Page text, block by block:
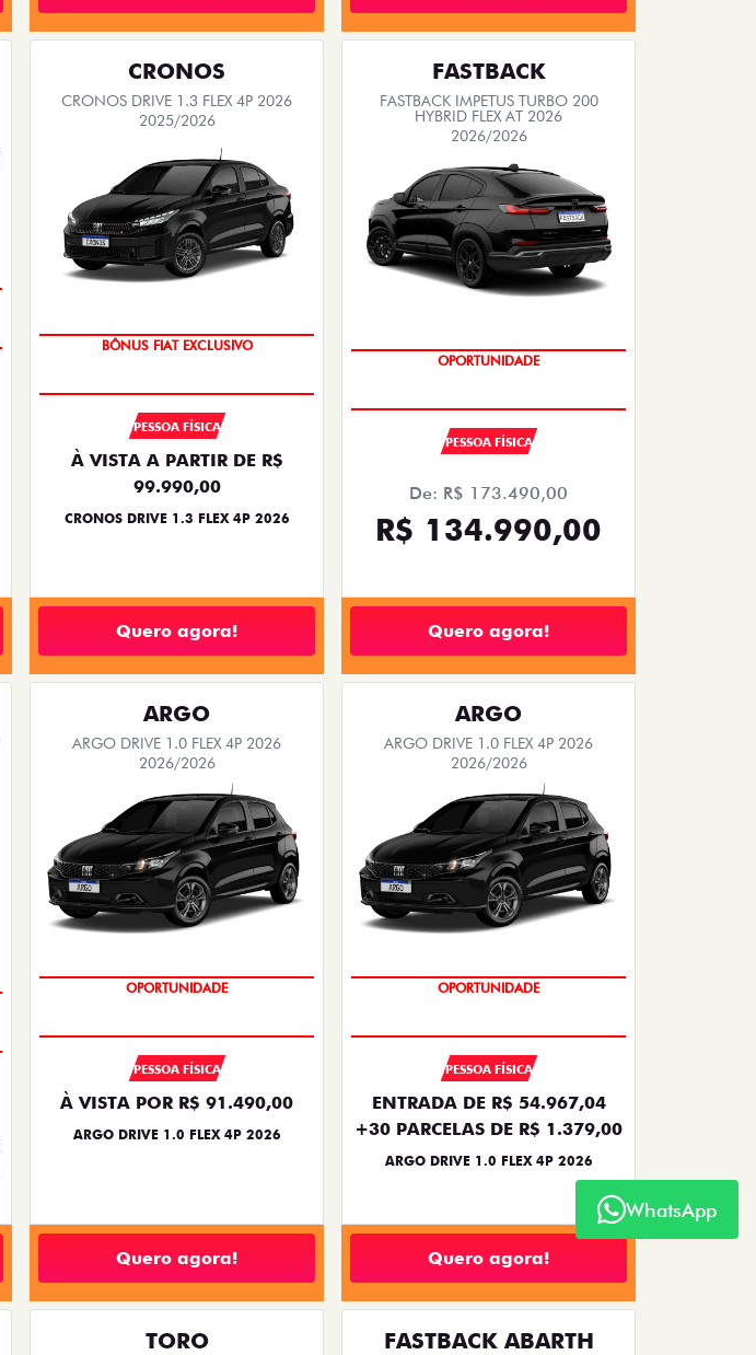
CRONOS
CRONOS DRIVE 1.3 FLEX 4P 2026
2025/2026
BÔNUS FIAT EXCLUSIVO
PESSOA FÍSICA
À VISTA A PARTIR DE R$
99.990,00
CRONOS DRIVE 1.3 FLEX 4P 2026
Quero agora!
FASTBACK
FASTBACK IMPETUS TURBO 200
HYBRID FLEX AT 2026
2026/2026
OPORTUNIDADE
PESSOA FÍSICA
De: R$ 173.490,00
R$ 134.990,00
Quero agora!
ARGO
ARGO DRIVE 1.0 FLEX 4P 2026
2026/2026
OPORTUNIDADE
PESSOA FÍSICA
À VISTA POR R$ 91.490,00
ARGO DRIVE 1.0 FLEX 4P 2026
Quero agora!
ARGO
ARGO DRIVE 1.0 FLEX 4P 2026
2026/2026
OPORTUNIDADE
PESSOA FÍSICA
ENTRADA DE R$ 54.967,04
+30 PARCELAS DE R$ 1.379,00
ARGO DRIVE 1.0 FLEX 4P 2026
Quero agora!
TORO FASTBACK ABARTH
WhatsApp